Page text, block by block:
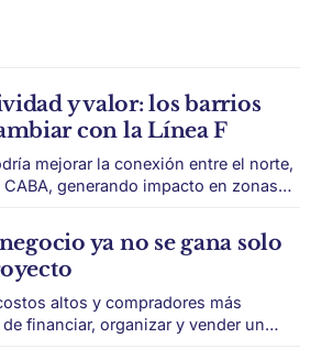
y valor: los barrios
con la Línea F
mejorar la conexión entre el norte,
generando impacto en zonas
el mapa inmobiliario de una
ya no se gana solo
altos y compradores más
financiar, organizar y vender un